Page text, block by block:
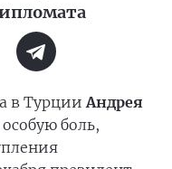
в ТурцииАндрея
боль,